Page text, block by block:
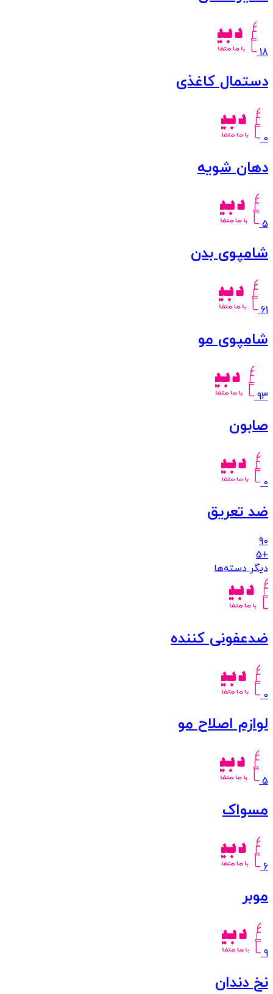
18
دستمال کاغذی
0
دهان شویه
5
شامپوی بدن
61
شامپوی مو
93
صابون
0
ضد تعریق
90
+5
دیگر دسته‌ها
ضدعفونی کننده
0
لوازم اصلاح مو
5
مسواک
6
موبر
9
نخ دندان